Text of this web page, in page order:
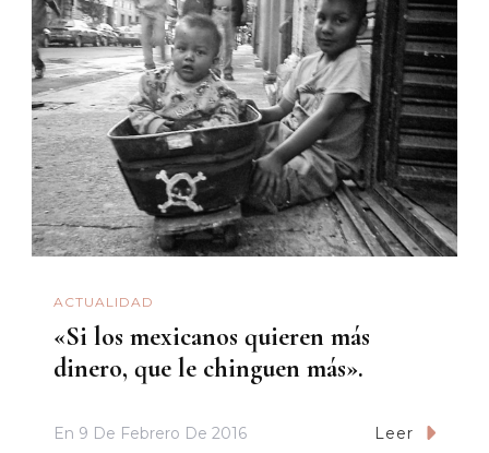
ACTUALIDAD
«Si los mexicanos quieren más
dinero, que le chinguen más».
En 9 De Febrero De 2016 Leer